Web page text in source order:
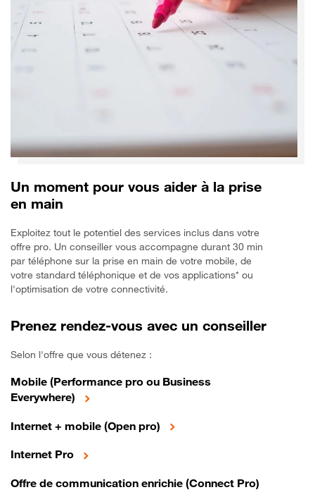
Un moment pour vous aider à la prise
en main
Exploitez tout le potentiel des services inclus dans votre
offre pro. Un conseiller vous accompagne durant 30 min
par téléphone sur la prise en main de votre mobile, de
votre standard téléphonique et de vos applications* ou
l'optimisation de votre connectivité.
Prenez rendez-vous avec un conseiller
Selon l'offre que vous détenez :
Mobile (Performance pro ou Business
Everywhere)
Internet + mobile (Open pro)
Internet Pro
Offre de communication enrichie (Connect Pro)